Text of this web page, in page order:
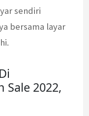
sendiri
bersama layar
Sale 2022,